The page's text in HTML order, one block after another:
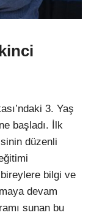
3. Yaş
başladı. İlk
düzenli
bilgi ve
devam
sunan bu